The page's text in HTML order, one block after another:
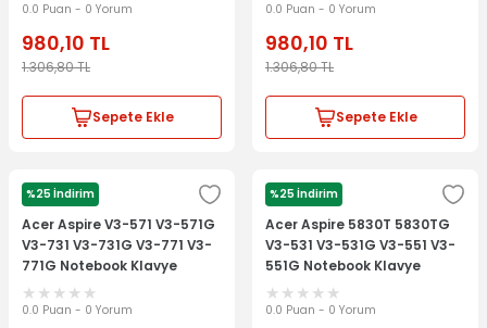
0.0 Puan - 0 Yorum
980,10 TL
1.306,80TL
Sepete Ekle
0.0 Puan - 0 Yorum
980,10 TL
1.306,80TL
Sepete Ekle
%25 İndirim
ACER
Acer Aspire V3-571 V3-571G
V3-731 V3-731G V3-771 V3-
771G Notebook Klavye
Laptop Tuş Takımı
0.0 Puan - 0 Yorum
%25 İndirim
ACER
Acer Aspire 5830T 5830TG
V3-531 V3-531G V3-551 V3-
551G Notebook Klavye
Laptop Tuş Takımı
0.0 Puan - 0 Yorum